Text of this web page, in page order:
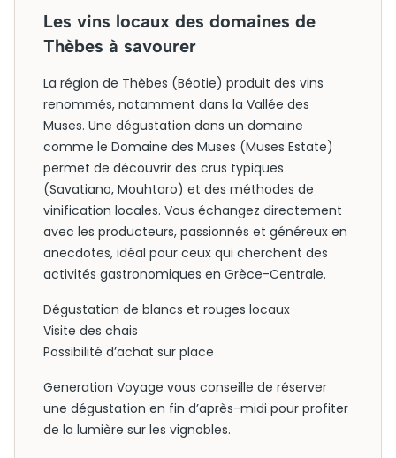
Les vins locaux des domaines de
Thèbes à savourer
La région de Thèbes (Béotie) produit des vins
renommés, notamment dans la Vallée des
Muses. Une dégustation dans un domaine
comme le Domaine des Muses (Muses Estate)
permet de découvrir des crus typiques
(Savatiano, Mouhtaro) et des méthodes de
vinification locales. Vous échangez directement
avec les producteurs, passionnés et généreux en
anecdotes, idéal pour ceux qui cherchent des
activités gastronomiques en Grèce-Centrale.
Dégustation de blancs et rouges locaux
Visite des chais
Possibilité d’achat sur place
Generation Voyage vous conseille de réserver
une dégustation en fin d’après-midi pour profiter
de la lumière sur les vignobles.